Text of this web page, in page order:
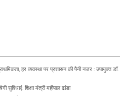
हर व्यवस्था पर प्रशासन की पैनी नजर : उपायुक्त डॉ.
सुविधाएं: शिक्षा मंत्री महीपाल ढांडा